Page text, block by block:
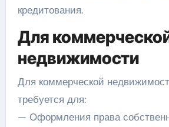
кредитования.
Для
недвижимости
Для коммерческой
требуется для:
— Оформления права